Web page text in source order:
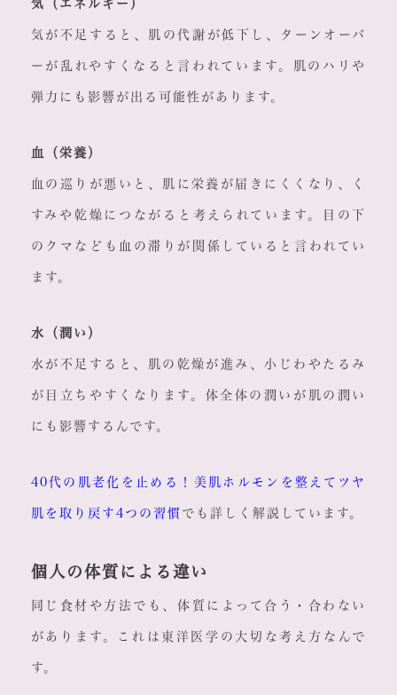
気（エネルギー）
気が不足すると、肌の代謝が低下し、ターンオーバ
ーが乱れやすくなると言われています。肌のハリや
弾力にも影響が出る可能性があります。
血（栄養）
血の巡りが悪いと、肌に栄養が届きにくくなり、く
すみや乾燥につながると考えられています。目の下
のクマなども血の滞りが関係していると言われてい
ます。
水（潤い）
水が不足すると、肌の乾燥が進み、小じわやたるみ
が目立ちやすくなります。体全体の潤いが肌の潤い
にも影響するんです。
40代の肌老化を止める！美肌ホルモンを整えてツヤ
肌を取り戻す4つの習慣 でも詳しく解説しています。
個人の体質による違い
同じ食材や方法でも、体質によって合う・合わない
があります。これは東洋医学の大切な考え方なんで
す。